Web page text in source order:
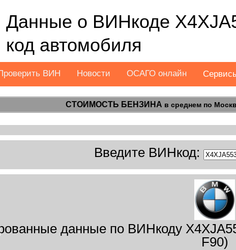
Данные о ВИНкоде
код автомобиля
ВИН Новости ОСАГО онлайн
СТОИМОСТЬ БЕНЗИНА в среднем по
Введите ВИНкод:
данные по ВИНкоду
F90)